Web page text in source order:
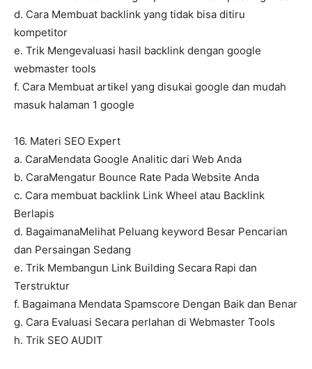
d. Cara Membuat backlink yang tidak bisa ditiru
kompetitor
e. Trik Mengevaluasi hasil backlink dengan google
webmaster tools
f. Cara Membuat artikel yang disukai google dan mudah
masuk halaman 1 google
16. Materi SEO Expert
a. CaraMendata Google Analitic dari Web Anda
b. CaraMengatur Bounce Rate Pada Website Anda
c. Cara membuat backlink Link Wheel atau Backlink
Berlapis
d. BagaimanaMelihat Peluang keyword Besar Pencarian
dan Persaingan Sedang
e. Trik Membangun Link Building Secara Rapi dan
Terstruktur
f. Bagaimana Mendata Spamscore Dengan Baik dan Benar
g. Cara Evaluasi Secara perlahan di Webmaster Tools
h. Trik SEO AUDIT